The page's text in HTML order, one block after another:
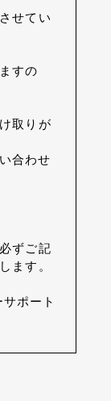
せてい
すの
取りが
合わせ
ずご記
ます。
ポート